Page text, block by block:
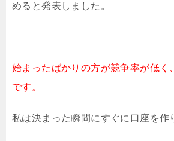
めると発表しました。
始まったばかりの方が競争率が低く
です。
私は決まった瞬間にすぐに口座を作